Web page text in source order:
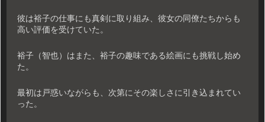
彼は裕子の仕事にも真剣に取り組み、彼女の同僚たちからも
高い評価を受けていた。
裕子（智也）はまた、裕子の趣味である絵画にも挑戦し始め
た。
最初は戸惑いながらも、次第にその楽しさに引き込まれてい
った。